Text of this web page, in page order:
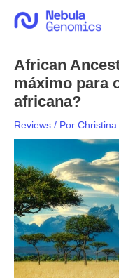
para
African
máximo para
africana?
Reviews / Por Christina